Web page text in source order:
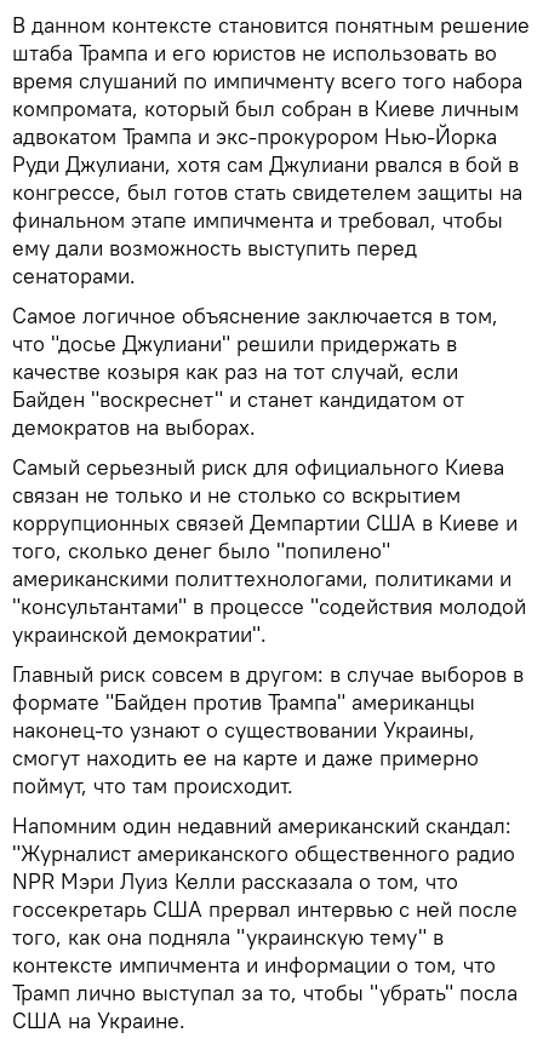
В данном контексте становится понятным решение
штаба Трампа и его юристов не использовать во
время слушаний по импичменту всего того набора
компромата, который был собран в Киеве личным
адвокатом Трампа и экс-прокурором Нью-Йорка
Руди Джулиани, хотя сам Джулиани рвался в бой в
конгрессе, был готов стать свидетелем защиты на
финальном этапе импичмента и требовал, чтобы
ему дали возможность выступить перед
сенаторами.
Самое логичное объяснение заключается в том,
что "досье Джулиани" решили придержать в
качестве козыря как раз на тот случай, если
Байден "воскреснет" и станет кандидатом от
демократов на выборах.
Самый серьезный риск для официального Киева
связан не только и не столько со вскрытием
коррупционных связей Демпартии США в Киеве и
того, сколько денег было "попилено"
американскими политтехнологами, политиками и
"консультантами" в процессе "содействия молодой
украинской демократии".
Главный риск совсем в другом: в случае выборов в
формате "Байден против Трампа" американцы
наконец-то узнают о существовании Украины,
смогут находить ее на карте и даже примерно
поймут, что там происходит.
Напомним один недавний американский скандал:
"Журналист американского общественного радио
NPR Мэри Луиз Келли рассказала о том, что
госсекретарь США прервал интервью с ней после
того, как она подняла "украинскую тему" в
контексте импичмента и информации о том, что
Трамп лично выступал за то, чтобы "убрать" посла
США на Украине.